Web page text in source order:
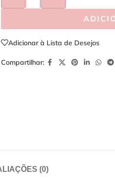
Adicionar à Lista de Desejos
Compartilhar:
(0)